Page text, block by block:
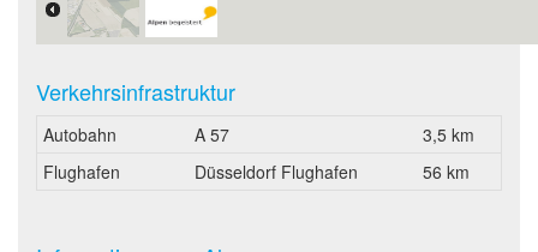
Verkehrsinfrastruktur
Autobahn A 57
3,5 km
Flughafen
Düsseldorf Flughafen 56 km